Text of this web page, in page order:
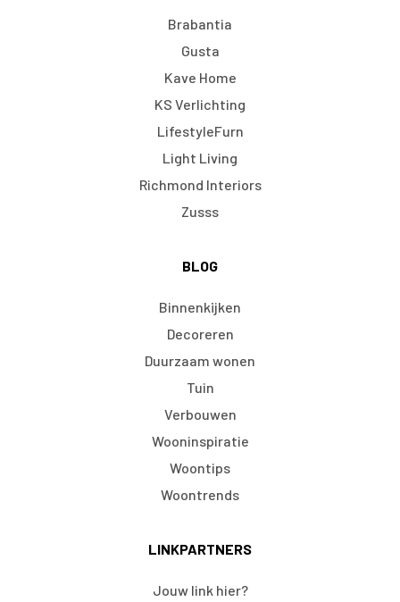
Brabantia
Gusta
Kave Home
KS Verlichting
LifestyleFurn
Light Living
Richmond Interiors
Zusss
BLOG
Binnenkijken
Decoreren
Duurzaam wonen
Tuin
Verbouwen
Wooninspiratie
Woontips
Woontrends
LINKPARTNERS
Jouw link hier?